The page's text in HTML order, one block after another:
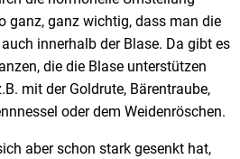
ganz, ganz wichtig, dass man die
innerhalb der Blase. Da gibt es
die die Blase unterstützen
mit der Goldrute, Bärentraube,
oder dem Weidenröschen.
aber schon stark gesenkt hat,